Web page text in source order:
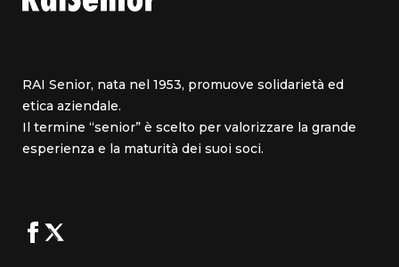
RAI Senior, nata nel 1953, promuove solidarietà ed
etica aziendale.
Il termine “senior” è scelto per valorizzare la grande
esperienza e la maturità dei suoi soci.